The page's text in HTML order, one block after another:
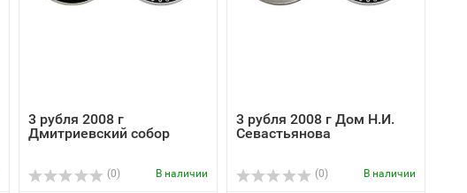
3 рубля 2008 г
Дмитриевский собор
(0) В наличии
3 рубля 2008 г Дом Н.И.
Севастьянова
(0) В наличии